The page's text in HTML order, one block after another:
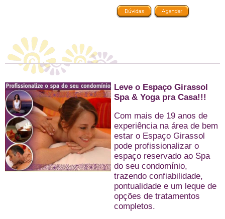
Leve o Espaço Girassol
Spa & Yoga pra Casa!!!
Com mais de 19 anos de
experiência na área de bem
estar o Espaço Girassol
pode profissionalizar o
espaço reservado ao Spa
do seu condomínio,
trazendo confiabilidade,
pontualidade e um leque de
opções de tratamentos
completos.